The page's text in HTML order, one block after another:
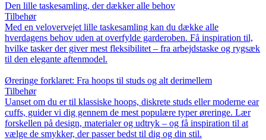
Den lille taskesamling, der dækker alle behov
Tilbehør
Med en velovervejet lille taskesamling kan du dække alle
hverdagens behov uden at overfylde garderoben. Få inspiration til,
hvilke tasker der giver mest fleksibilitet – fra arbejdstaske og rygsæk
til den elegante aftenmodel.
Øreringe forklaret: Fra hoops til studs og alt derimellem
Tilbehør
Uanset om du er til klassiske hoops, diskrete studs eller moderne ear
cuffs, guider vi dig gennem de mest populære typer øreringe. Lær
forskellen på design, materialer og udtryk – og få inspiration til at
vælge de smykker, der passer bedst til dig og din stil.